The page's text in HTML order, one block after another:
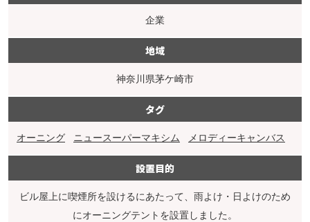
企業
地域
神奈川県茅ケ崎市
タグ
オーニング ニュースーパーマキシム メロディーキャンバス
設置目的
ビル屋上に喫煙所を設けるにあたって、雨よけ・日よけのため
にオーニングテントを設置しました。